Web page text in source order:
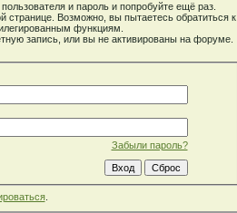
и пароль и попробуйте ещё раз.
странице. Возможно, вы пытаетесь обратиться к
функциям.
запись, или вы не активированы на форуме.
Забыли пароль?
.